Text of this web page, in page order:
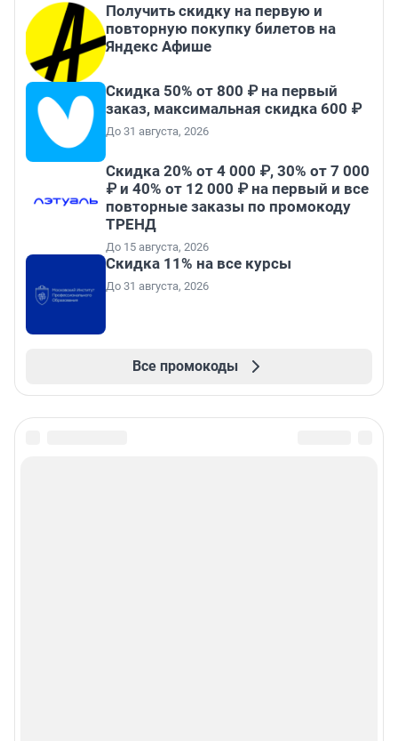
Получить скидку на первую и
повторную покупку билетов на
Яндекс Афише
Скидка 50% от 800 ₽ на первый
заказ, максимальная скидка 600 ₽
До 31 августа, 2026
Скидка 20% от 4 000 ₽, 30% от 7 000
₽ и 40% от 12 000 ₽ на первый и все
повторные заказы по промокоду
ТРЕНД
До 15 августа, 2026
Скидка 11% на все курсы
До 31 августа, 2026
Все промокоды